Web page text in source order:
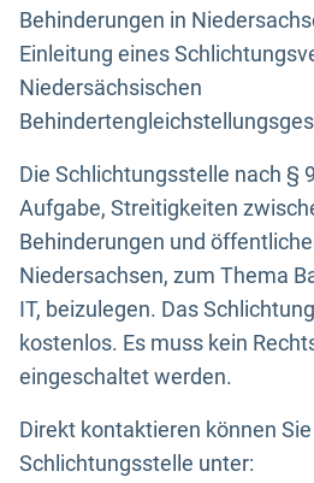
Behinderungen in
Einleitung eines
Niedersächsischen
Die Schlichtungsstelle nach §
Aufgabe, Streitigkeiten
Behinderungen und
Niedersachsen, zum Thema
IT, beizulegen. Das
kostenlos. Es muss kein
eingeschaltet werden.
Direkt kontaktieren können
Schlichtungsstelle unter: